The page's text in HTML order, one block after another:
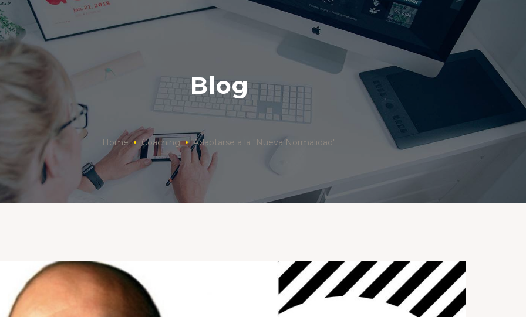
Blog
Home Coaching Adaptarse a la "Nueva Normalidad".